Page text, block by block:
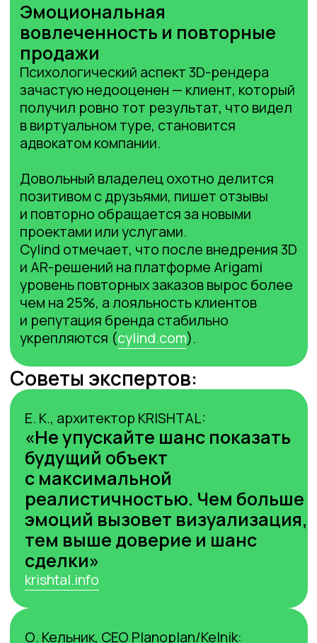
«Аригами», ИНН/КПП: 9 702 065 340/770201001, ОГРН:
318 774 600 210 660 Юр. адрес: 129 110, г. Москва,
вн.тер.г. Муниципальный округ Мещанский, пр-
кт Олимпийский, д. 22, кв. 137
Основной код — 62.01 Разработка компьютерного
программного обеспечения Коды видов деятельности
в области ИТ из приказа Минцифры 1.01, 1.05, 1.07
Номер в реестре аккредитованных организаций: 66
297. Номер решения о государственной
аккредитации: АО-20 250 123−23 326 088 420−3
Правовая информация